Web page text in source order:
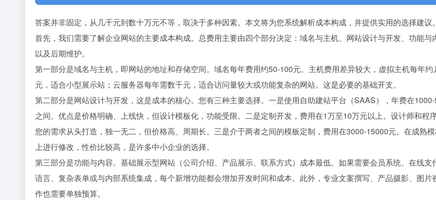
答案并非固定，从几千元到数十万元不等，取决于多种因素。本文将为您系统解析成本构成，并提供实用的选择建议
首先，我们需要了解企业网站的主要成本构成。总费用主要由四个部分决定：域名与主机、网站设计与开发、功能与
以及后期维护。
第一部分是域名与主机，即网站的地址和存储空间。域名每年费用约50-100元。主机费用差异较大，虚拟主机每年约
元，适合小型展示站；云服务器每年需数千元，适合访问量较大或功能复杂的网站。这是必要的基础开支。
第二部分是网站设计与开发，这是成本的核心。您有三种主要选择。一是使用自助建站平台（SAAS），年费在
之间。优点是价格明确、上线快，但设计模板化，功能受限。二是定制开发，费用在1万至10万元以上。设计师和程
您的需求从头打造，独一无二，但价格高、周期长。三是介于两者之间的模板定制，费用在3000-15000元。在成熟
上进行修改，性价比较高，是许多中小企业的选择。
第三部分是功能与内容。基础展示型网站（公司介绍、产品展示、联系方式）成本最低。如果需要会员系统、在线支
语言、复杂表单或与内部系统集成，每个新增功能都会增加开发时间和成本。此外，专业文案撰写、产品摄影、图片
作也需要单独预算。